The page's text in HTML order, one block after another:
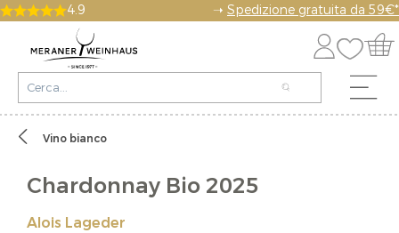
4.9 ➝ Spedizione gratuita da 59€*
Vino bianco
Chardonnay Bio 2025
Alois Lageder